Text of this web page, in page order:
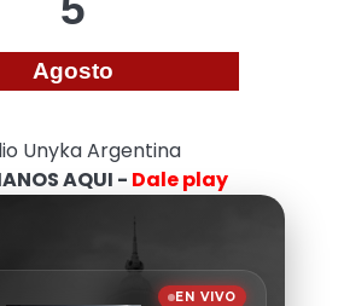
Agosto
Unyka Argentina
AQUI - Dale play